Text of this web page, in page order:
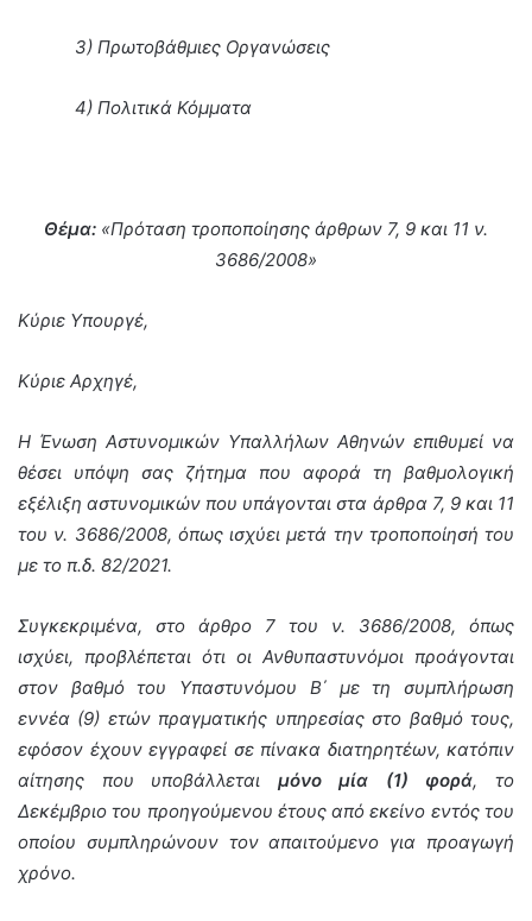
3) Πρωτοβάθμιες Οργανώσεις
4) Πολιτικά Κόμματα
Θέμα: «Πρόταση τροποποίησης άρθρων 7, 9 και 11 ν.
3686/2008»
Κύριε Υπουργέ,
Κύριε Αρχηγέ,
Η Ένωση Αστυνομικών Υπαλλήλων Αθηνών επιθυμεί να
θέσει υπόψη σας ζήτημα που αφορά τη βαθμολογική
εξέλιξη αστυνομικών που υπάγονται στα άρθρα 7, 9 και 11
του ν. 3686/2008, όπως ισχύει μετά την τροποποίησή του
με το π.δ. 82/2021.
Συγκεκριμένα, στο άρθρο 7 του ν. 3686/2008, όπως
ισχύει, προβλέπεται ότι οι Ανθυπαστυνόμοι προάγονται
στον βαθμό του Υπαστυνόμου Β΄ με τη συμπλήρωση
εννέα (9) ετών πραγματικής υπηρεσίας στο βαθμό τους,
εφόσον έχουν εγγραφεί σε πίνακα διατηρητέων, κατόπιν
αίτησης που υποβάλλεται μόνο μία (1) φορά, το
Δεκέμβριο του προηγούμενου έτους από εκείνο εντός του
οποίου συμπληρώνουν τον απαιτούμενο για προαγωγή
χρόνο.